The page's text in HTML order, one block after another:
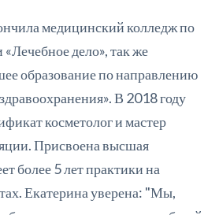
медицинский колледж по
дело», так же
образование по направлению
В 2018 году
косметолог и мастер
Присвоена высшая
более 5 лет практики на
Екатерина уверена: "Мы,